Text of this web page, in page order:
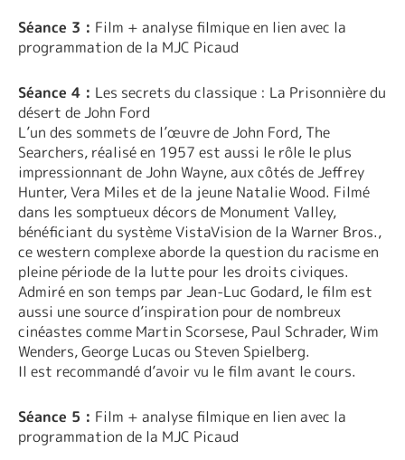
Séance 3 : Film + analyse filmique en lien avec la
programmation de la MJC Picaud
Séance 4 : Les secrets du classique : La Prisonnière du
désert de John Ford
L’un des sommets de l’œuvre de John Ford, The
Searchers, réalisé en 1957 est aussi le rôle le plus
impressionnant de John Wayne, aux côtés de Jeffrey
Hunter, Vera Miles et de la jeune Natalie Wood. Filmé
dans les somptueux décors de Monument Valley,
bénéficiant du système VistaVision de la Warner Bros.,
ce western complexe aborde la question du racisme en
pleine période de la lutte pour les droits civiques.
Admiré en son temps par Jean-Luc Godard, le film est
aussi une source d’inspiration pour de nombreux
cinéastes comme Martin Scorsese, Paul Schrader, Wim
Wenders, George Lucas ou Steven Spielberg.
Il est recommandé d’avoir vu le film avant le cours.
Séance 5 : Film + analyse filmique en lien avec la
programmation de la MJC Picaud